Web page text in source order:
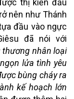
thị kiến đầu
nên như Thánh
đầu vào ngực
đã nói với
thương nhân loại
lửa tình yêu
bùng cháy ra
kế hoạch lớn